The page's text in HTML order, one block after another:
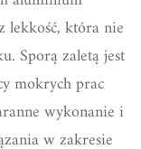
lekkość, która nie
Sporą zaletą jest
mokrych prac
wykonanie i
w zakresie